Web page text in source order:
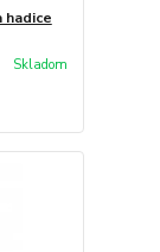
hadice
Skladom